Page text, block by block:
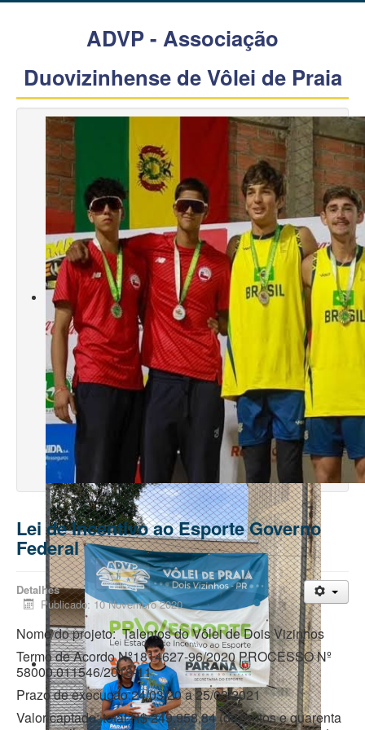
ADVP - Associação
Duovizinhense de Vôlei de Praia
Gabriel Campos foi campeão Sulamericano sub18
Lei de Incentivo ao Esporte Governo
Federal
Detalhes
Publicado: 10 Novembro 2020
Nome do projeto: Talentos do Vôlei de Dois Vizinhos
Termo de Acordo Nº1814627-96/2020 PROCESSO Nº
58000.011546/2018-11
Prazo de execução:24/03/20 a 25/03/2021
Valor captado: total R$ 249.958,84 (duzentos e quarenta